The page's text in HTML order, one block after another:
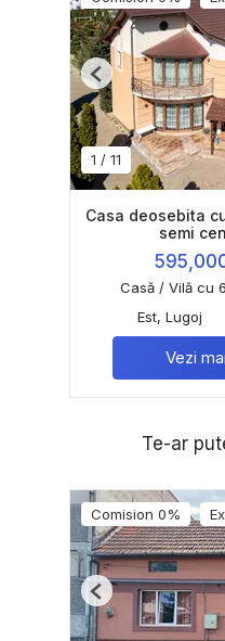
1 / 11
Previous
Casa deosebita
semi
Casă / Vilă cu
Est, Lugoj
Vezi
Te-ar
Comision 0%
Previous